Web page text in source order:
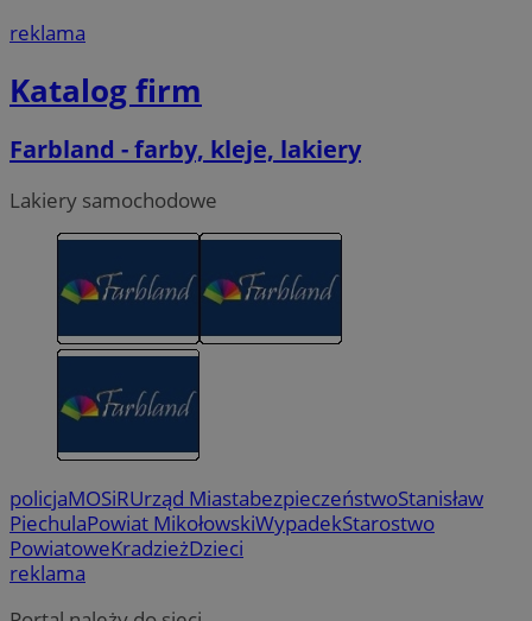
reklama
Katalog firm
Farbland - farby, kleje, lakiery
Lakiery samochodowe
policjaMOSiRUrząd MiastabezpieczeństwoStanisław
PiechulaPowiat MikołowskiWypadekStarostwo
PowiatoweKradzieżDzieci
reklama